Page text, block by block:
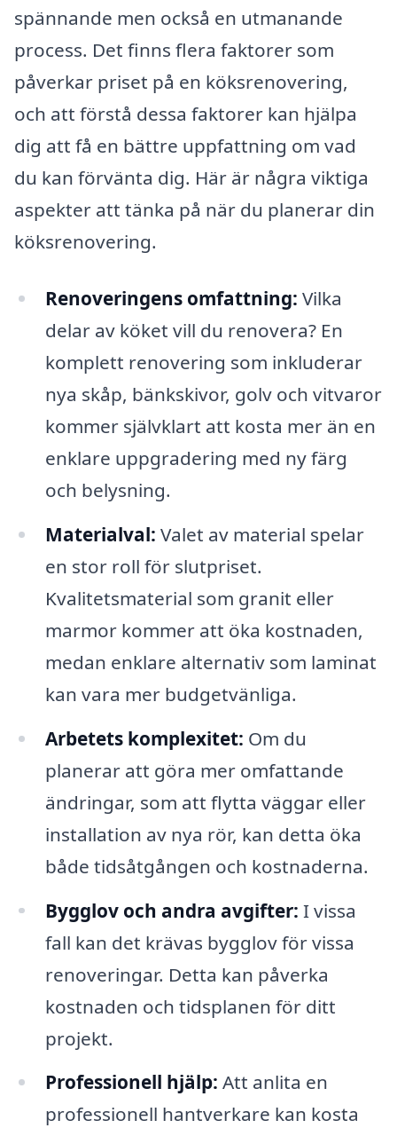
spännande men också en utmanande
process. Det finns flera faktorer som
påverkar priset på en köksrenovering,
och att förstå dessa faktorer kan hjälpa
dig att få en bättre uppfattning om vad
du kan förvänta dig. Här är några viktiga
aspekter att tänka på när du planerar din
köksrenovering.
Renoveringens omfattning: Vilka
delar av köket vill du renovera? En
komplett renovering som inkluderar
nya skåp, bänkskivor, golv och vitvaror
kommer självklart att kosta mer än en
enklare uppgradering med ny färg
och belysning.
Materialval: Valet av material spelar
en stor roll för slutpriset.
Kvalitetsmaterial som granit eller
marmor kommer att öka kostnaden,
medan enklare alternativ som laminat
kan vara mer budgetvänliga.
Arbetets komplexitet: Om du
planerar att göra mer omfattande
ändringar, som att flytta väggar eller
installation av nya rör, kan detta öka
både tidsåtgången och kostnaderna.
Bygglov och andra avgifter: I vissa
fall kan det krävas bygglov för vissa
renoveringar. Detta kan påverka
kostnaden och tidsplanen för ditt
projekt.
Professionell hjälp: Att anlita en
professionell hantverkare kan kosta